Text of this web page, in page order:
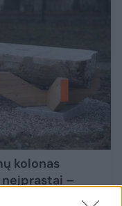
kolonas
–